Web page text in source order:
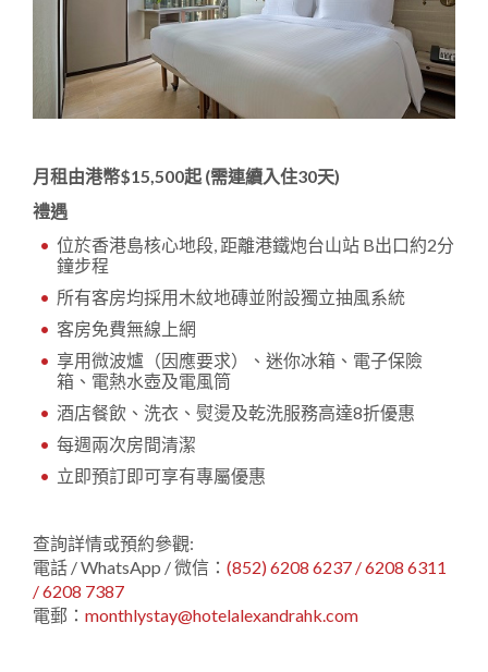
月租由港幣$15,500起 (需連續入住30天)
禮遇
位於香港島核心地段, 距離港鐵炮台山站 B出口約2分
鐘步程
所有客房均採用木紋地磚並附設獨立抽風系統
客房免費無線上網
享用微波爐（因應要求）、迷你冰箱、電子保險
箱、電熱水壺及電風筒
酒店餐飲、洗衣、熨燙及乾洗服務高達8折優惠
每週兩次房間清潔
立即預訂即可享有專屬優惠
查詢詳情或預約參觀:
電話 / WhatsApp / 微信： (852) 6208 6237 / 6208 6311
/ 6208 7387
電郵： monthlystay@hotelalexandrahk.com